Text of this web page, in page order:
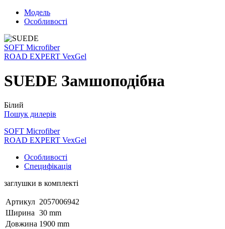
Модель
Особливості
SOFT Microfiber
ROAD EXPERT VexGel
SUEDE Замшоподібна
Білий
Пошук дилерів
SOFT Microfiber
ROAD EXPERT VexGel
Особливості
Специфікація
заглушки в комплекті
Артикул 2057006942
Ширина 30 mm
Довжина 1900 mm